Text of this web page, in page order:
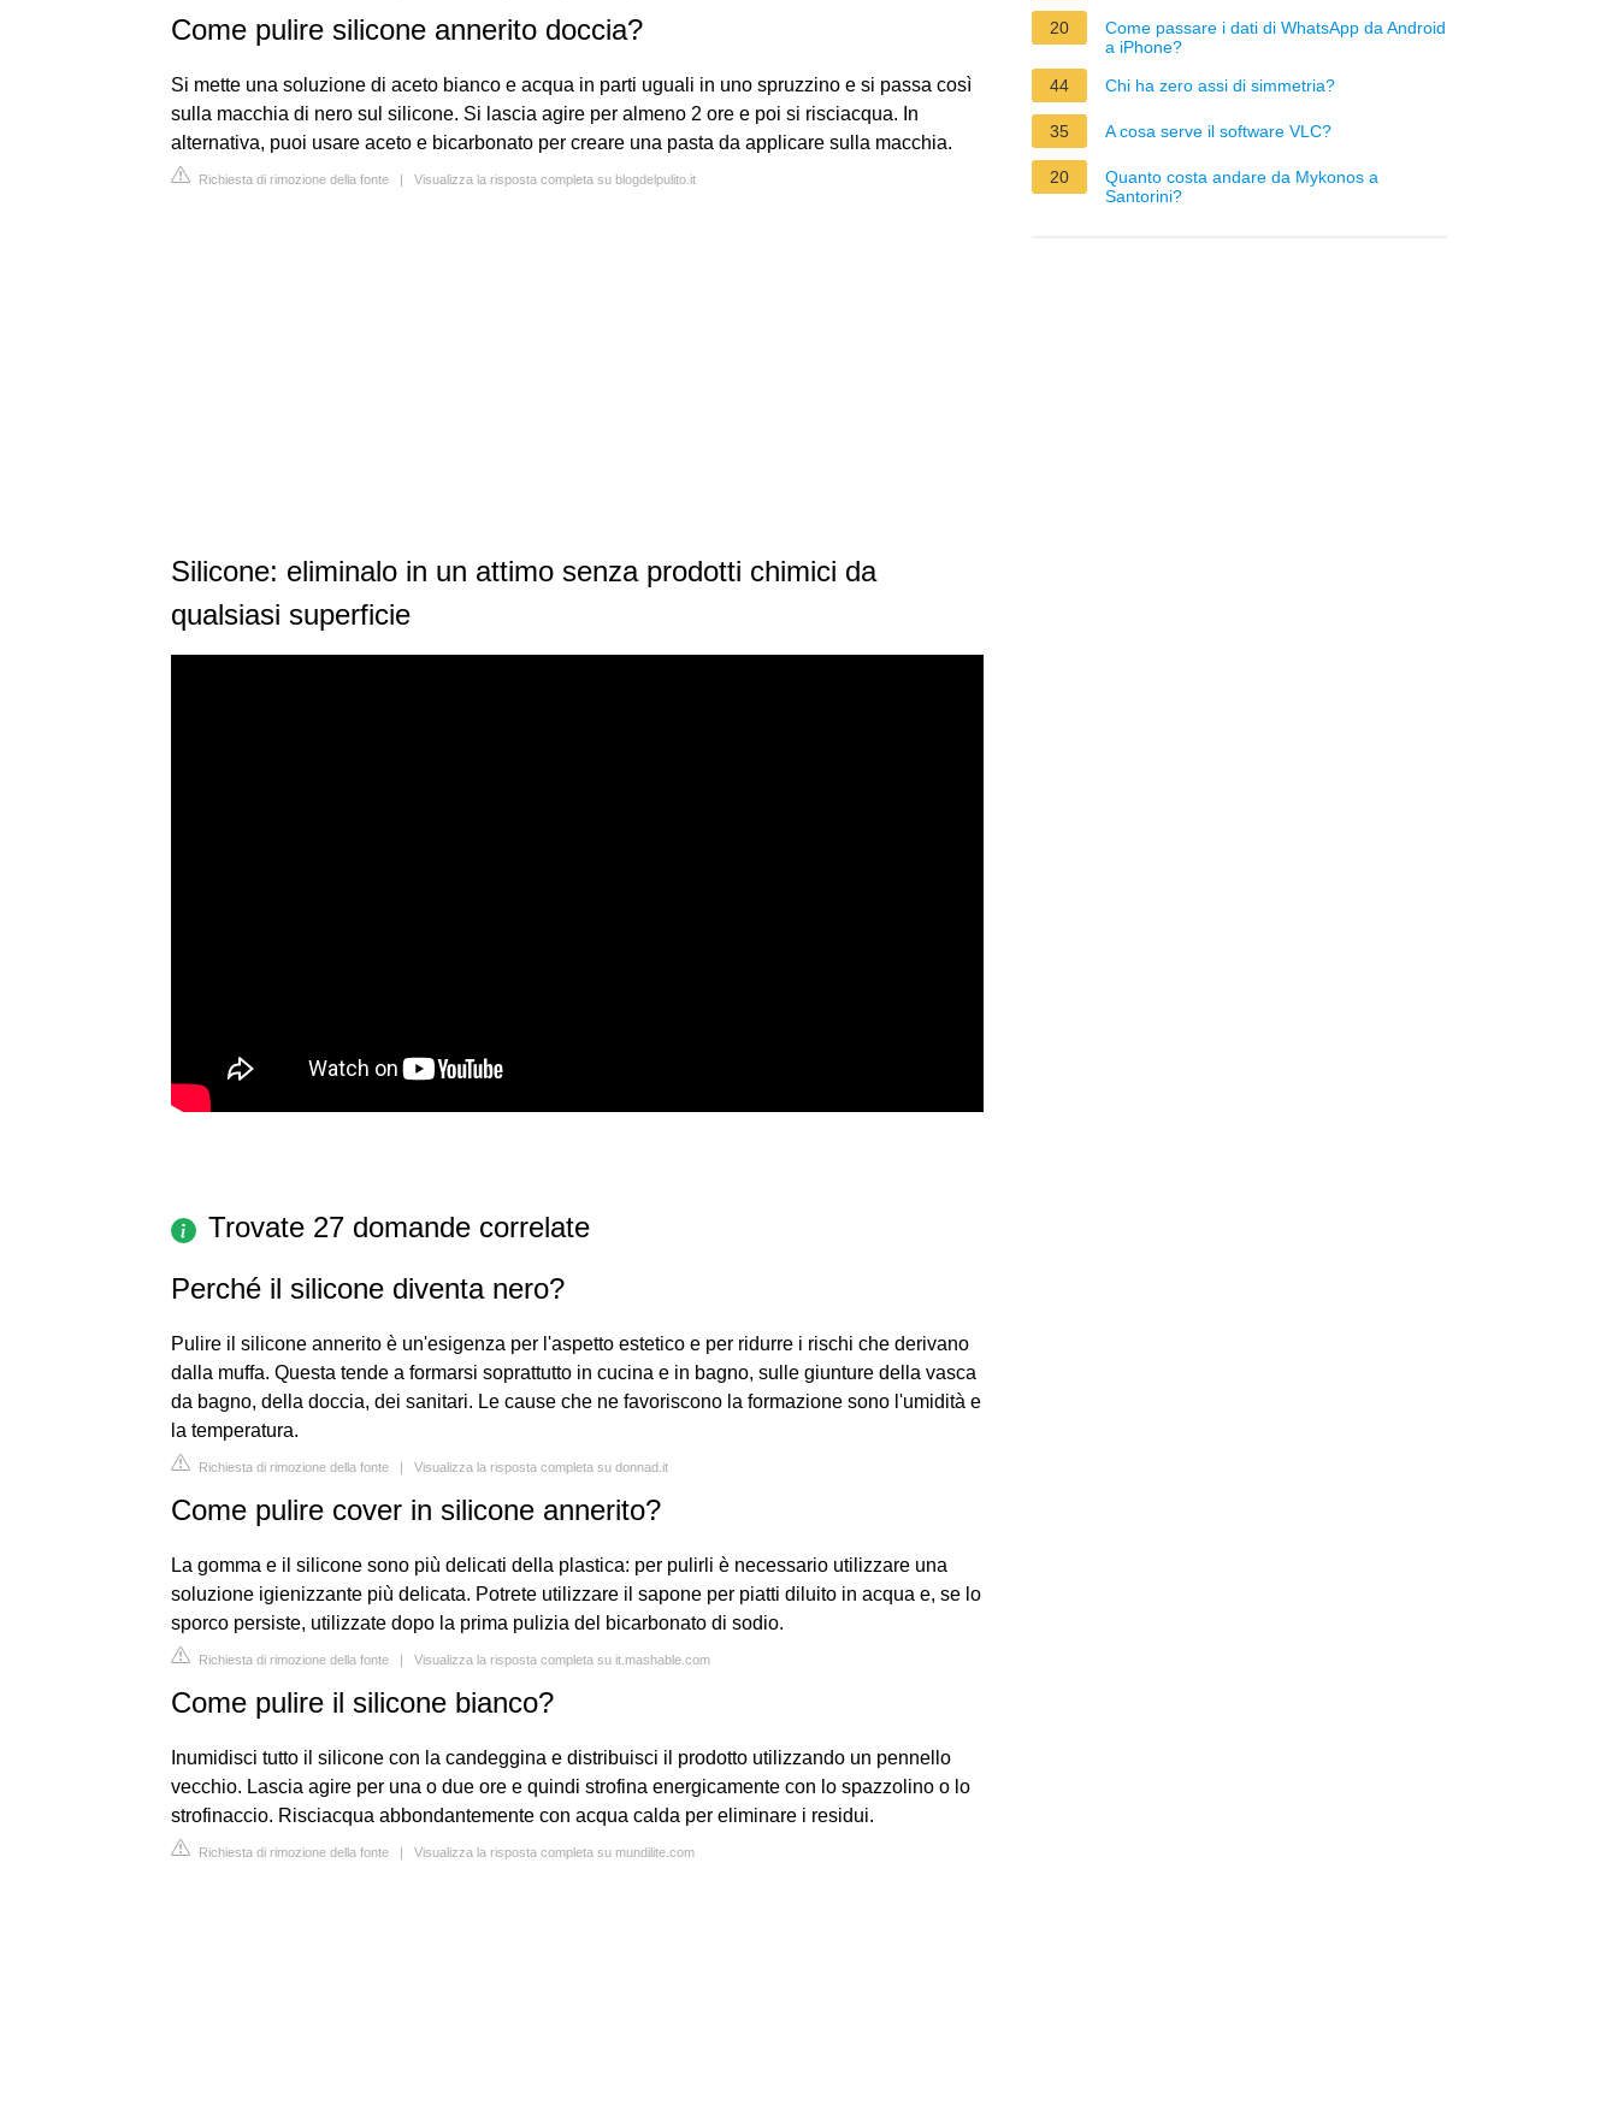
Come pulire silicone annerito doccia?
Si mette una soluzione di aceto bianco e acqua in parti uguali in uno spruzzino e si passa così
sulla macchia di nero sul silicone. Si lascia agire per almeno 2 ore e poi si risciacqua. In
alternativa, puoi usare aceto e bicarbonato per creare una pasta da applicare sulla macchia.
Richiesta di rimozione della fonte | Visualizza la risposta completa su blogdelpulito.it
Silicone: eliminalo in un attimo senza prodotti chimici da
qualsiasi superficie
Trovate 27 domande correlate
Perché il silicone diventa nero?
Pulire il silicone annerito è un'esigenza per l'aspetto estetico e per ridurre i rischi che derivano
dalla muffa. Questa tende a formarsi soprattutto in cucina e in bagno, sulle giunture della vasca
da bagno, della doccia, dei sanitari. Le cause che ne favoriscono la formazione sono l'umidità e
la temperatura.
Richiesta di rimozione della fonte | Visualizza la risposta completa su donnad.it
Come pulire cover in silicone annerito?
La gomma e il silicone sono più delicati della plastica: per pulirli è necessario utilizzare una
soluzione igienizzante più delicata. Potrete utilizzare il sapone per piatti diluito in acqua e, se lo
sporco persiste, utilizzate dopo la prima pulizia del bicarbonato di sodio.
Richiesta di rimozione della fonte | Visualizza la risposta completa su it.mashable.com
Come pulire il silicone bianco?
Inumidisci tutto il silicone con la candeggina e distribuisci il prodotto utilizzando un pennello
vecchio. Lascia agire per una o due ore e quindi strofina energicamente con lo spazzolino o lo
strofinaccio. Risciacqua abbondantemente con acqua calda per eliminare i residui.
Richiesta di rimozione della fonte | Visualizza la risposta completa su mundilite.com
20
Come passare i dati di WhatsApp da Android
a iPhone?
44
Chi ha zero assi di simmetria?
35 A cosa serve il software VLC?
20
Quanto costa andare da Mykonos a
Santorini?